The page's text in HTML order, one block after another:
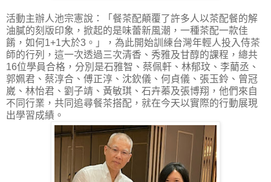
活動主辦人池宗憲說：「餐茶配顛覆了許多人以茶配餐的解
油膩的刻版印象，掀起的是味蕾新風潮，一種茶配一款佳
餚，如何1+1大於3。」，為此開始訓練台灣年輕人投入侍茶
師的行列，這一次透過三次清香、秀雅及甘醇的課程，總共
16位學員合格，分別是石雅智、蔡佩軒、林郁玟、李藺丞、
郭姵君、蔡淳合、傅正淳、沈欽儀、何貞儀、張玉鈴、曾冠
崴、林怡君、劉子靖、黃敏琪、石卉蓁及張博翔，他們來自
不同行業，共同追尋餐茶搭配，就在今天以實際的行動展現
出學習成績。